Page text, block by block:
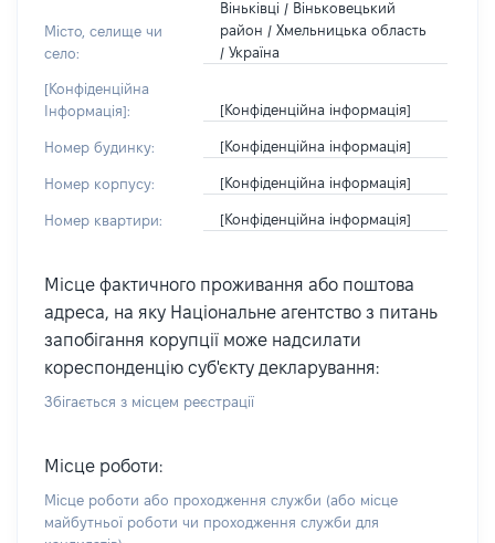
Місто, селище чи
село:
Віньківці / Віньковецький
район / Хмельницька область
/ Україна
[Конфіденційна
Інформація]:
[Конфіденційна інформація]
Номер будинку: [Конфіденційна інформація]
Номер корпусу: [Конфіденційна інформація]
Номер квартири: [Конфіденційна інформація]
Місце фактичного проживання або поштова
адреса, на яку Національне агентство з питань
запобігання корупції може надсилати
кореспонденцію суб'єкту декларування:
Збігається з місцем реєстрації
Місце роботи:
Місце роботи або проходження служби (або місце
майбутньої роботи чи проходження служби для